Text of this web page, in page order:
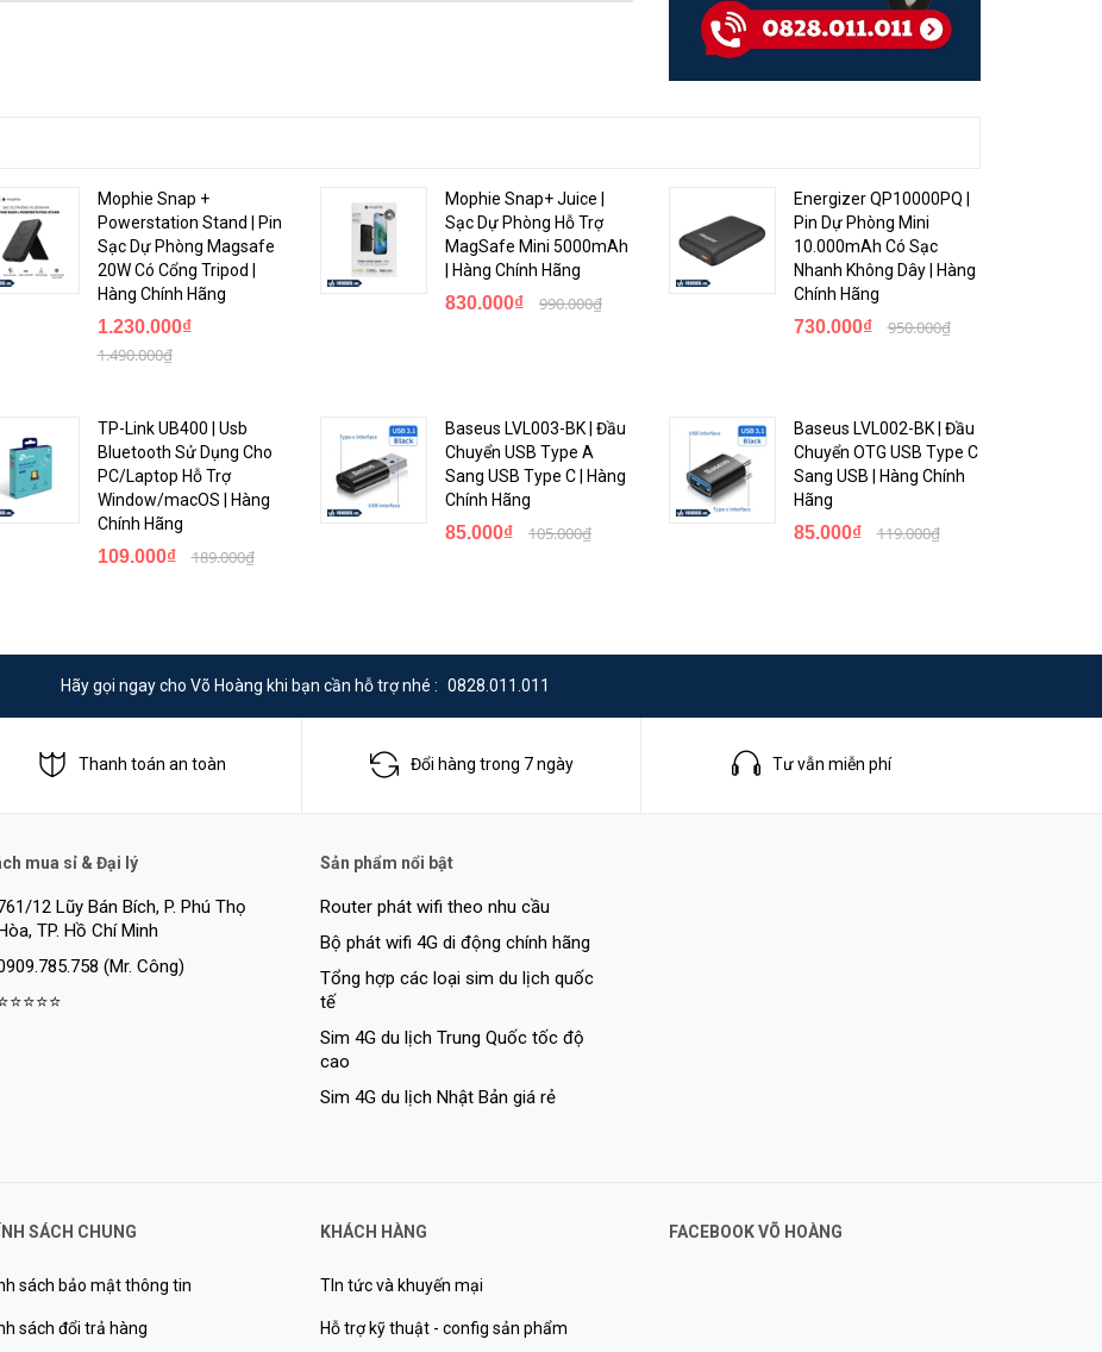
Mophie Snap +
Powerstation Stand | Pin
Sạc Dự Phòng Magsafe
20W Có Cổng Tripod |
Hàng Chính Hãng
1.230.000₫
1.490.000₫
Mophie Snap+ Juice |
Sạc Dự Phòng Hỗ Trợ
MagSafe Mini 5000mAh
| Hàng Chính Hãng
830.000₫ 990.000₫
Energizer QP10000PQ |
Pin Dự Phòng Mini
10.000mAh Có Sạc
Nhanh Không Dây | Hàng
Chính Hãng
730.000₫ 950.000₫
TP-Link UB400 | Usb
Bluetooth Sử Dụng Cho
PC/Laptop Hỗ Trợ
Window/macOS | Hàng
Chính Hãng
109.000₫ 189.000₫
Baseus LVL003-BK | Đầu
Chuyển USB Type A
Sang USB Type C | Hàng
Chính Hãng
85.000₫ 105.000₫
Baseus LVL002-BK | Đầu
Chuyển OTG USB Type C
Sang USB | Hàng Chính
Hãng
85.000₫ 119.000₫
Hãy gọi ngay cho Võ Hoàng khi bạn cần hỗ trợ nhé : 0828.011.011
Thanh toán an toàn Đổi hàng trong 7 ngày Tư vẫn miễn phí
mua sỉ & Đại lý
12 Lũy Bán Bích, P. Phú Thọ
TP. Hồ Chí Minh
(Mr. Công)
Sản phẩm nổi bật
Router phát wifi theo nhu cầu
Bộ phát wifi 4G di động chính hãng
Tổng hợp các loại sim du lịch quốc
tế
Sim 4G du lịch Trung Quốc tốc độ
cao
Sim 4G du lịch Nhật Bản giá rẻ
SÁCH CHUNG
sách bảo mật thông tin
sách đổi trả hàng
KHÁCH HÀNG
TIn tức và khuyến mại
Hỗ trợ kỹ thuật - config sản phẩm
FACEBOOK VÕ HOÀNG